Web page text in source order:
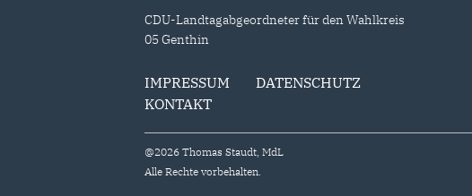
CDU-Landtagabgeordneter für den Wahlkreis
05 Genthin
IMPRESSUM
DATENSCHUTZ
KONTAKT
@2026 Thomas Staudt, MdL
Alle Rechte vorbehalten.